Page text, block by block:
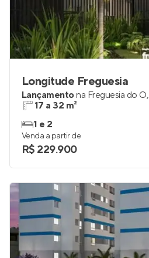
Longitude Freguesia
Lançamentona Freguesia do Ó,
17 a 32 m²
1 e 2
Venda a partir de
R$ 229.900